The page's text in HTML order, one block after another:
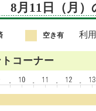
8月11日（月）
空き有 利用
コーナー